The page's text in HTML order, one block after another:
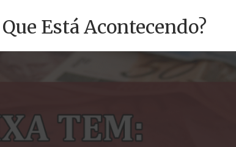
Está Acontecendo?